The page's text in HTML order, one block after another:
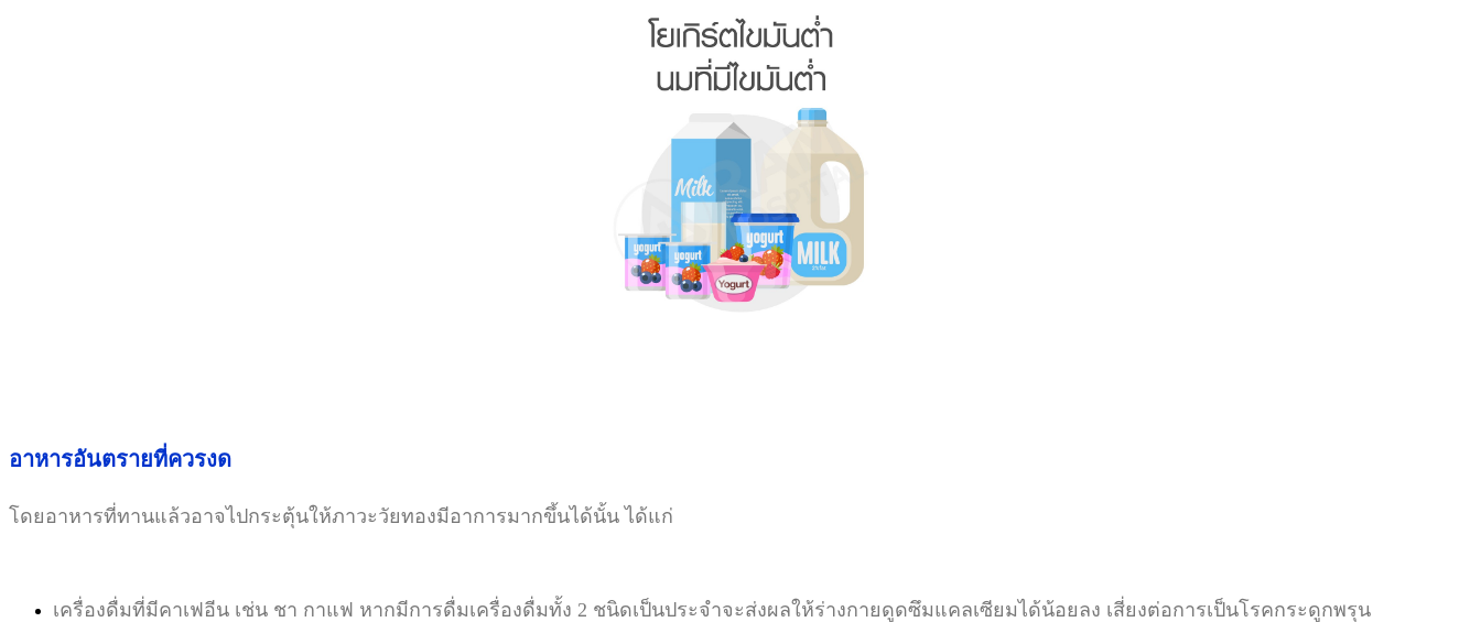
อาหารอันตรายที่ควรงด
โดยอาหารที่ทานแล้วอาจไปกระตุ้นให้ภาวะวัยทองมีอาการมากขึ้นได้นั้น ได้แก่
เครื่องดื่มที่มีคาเฟอีน เช่น ชา กาแฟ หากมีการดื่มเครื่องดื่มทั้ง 2 ชนิดเป็นประจำจะส่งผลให้ร่างกายดูดซึมแคลเซียมได้น้อยลง เสี่ยงต่อการเป็นโรคกระดูกพรุน